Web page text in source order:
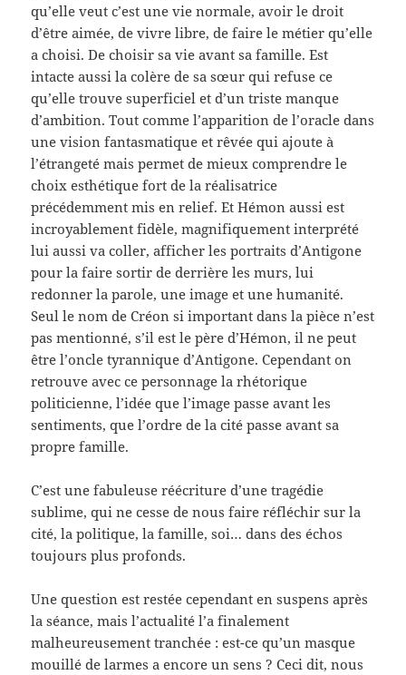
qu’elle veut c’est une vie normale, avoir le droit
d’être aimée, de vivre libre, de faire le métier qu’elle
a choisi. De choisir sa vie avant sa famille. Est
intacte aussi la colère de sa sœur qui refuse ce
qu’elle trouve superficiel et d’un triste manque
d’ambition. Tout comme l’apparition de l’oracle dans
une vision fantasmatique et rêvée qui ajoute à
l’étrangeté mais permet de mieux comprendre le
choix esthétique fort de la réalisatrice
précédemment mis en relief. Et Hémon aussi est
incroyablement fidèle, magnifiquement interprété
lui aussi va coller, afficher les portraits d’Antigone
pour la faire sortir de derrière les murs, lui
redonner la parole, une image et une humanité.
Seul le nom de Créon si important dans la pièce n’est
pas mentionné, s’il est le père d’Hémon, il ne peut
être l’oncle tyrannique d’Antigone. Cependant on
retrouve avec ce personnage la rhétorique
politicienne, l’idée que l’image passe avant les
sentiments, que l’ordre de la cité passe avant sa
propre famille.
C’est une fabuleuse réécriture d’une tragédie
sublime, qui ne cesse de nous faire réfléchir sur la
cité, la politique, la famille, soi… dans des échos
toujours plus profonds.
Une question est restée cependant en suspens après
la séance, mais l’actualité l’a finalement
malheureusement tranchée : est-ce qu’un masque
mouillé de larmes a encore un sens ? Ceci dit, nous